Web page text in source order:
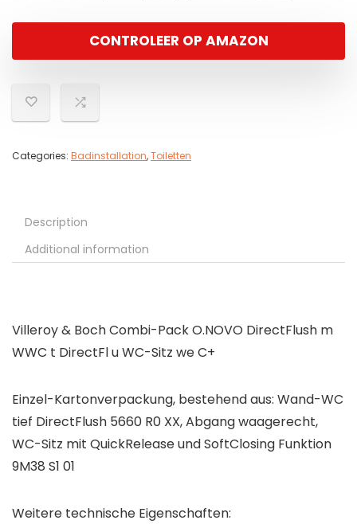
CONTROLEER OP AMAZON
Categories: Badinstallation,Toiletten
Description
Additional information
Villeroy & Boch Combi-Pack O.NOVO DirectFlush m
WWC t DirectFl u WC-Sitz we C+
Einzel-Kartonverpackung, bestehend aus: Wand-WC
tief DirectFlush 5660 R0 XX, Abgang waagerecht,
WC-Sitz mit QuickRelease und SoftClosing Funktion
9M38 S1 01
Weitere technische Eigenschaften: